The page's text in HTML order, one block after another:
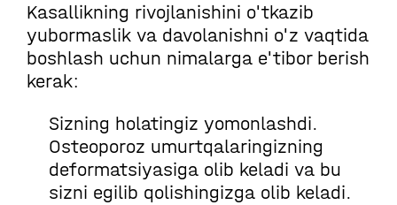
Kasallikning rivojlanishini o'tkazib
yubormaslik va davolanishni o'z vaqtida
boshlash uchun nimalarga e'tibor berish
kerak:
Sizning holatingiz yomonlashdi.
Osteoporoz umurtqalaringizning
deformatsiyasiga olib keladi va bu
sizni egilib qolishingizga olib keladi.